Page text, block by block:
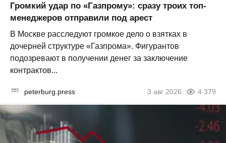
Громкий удар по «Газпрому»: сразу троих топ-
менеджеров отправили под арест
В Москве расследуют громкое дело о взятках в
дочерней структуре «Газпрома». Фигурантов
подозревают в получении денег за заключение
контрактов...
peterburg.press 3 авг 2026 4 379